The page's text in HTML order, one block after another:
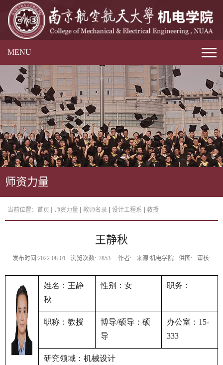
MENU
师资力量
当前位置： 首页 师资力量 教师名录 设计工程系 教授
王静秋
发布时间:2022-08-01 浏览次数: 7853 作者: 来源:机电学院 供图: 审核:
姓名：王静
秋
性别：女 职务：
职称：教授 博导/硕导：硕
导
办公室： 15-
333
研究领域：机械设计